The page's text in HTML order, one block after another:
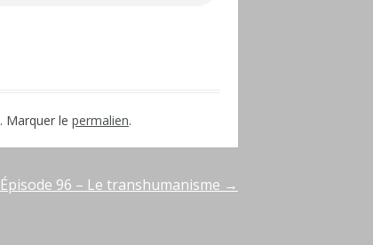
. Marquer le permalien.
Épisode 96 – Le transhumanisme →